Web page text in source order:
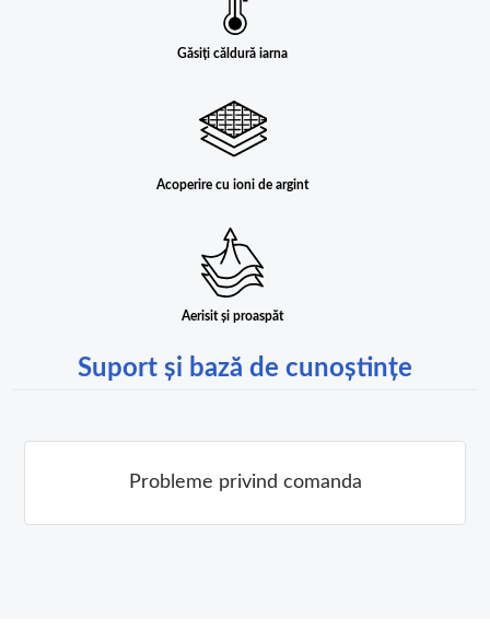
Găsiți căldură iarna
Acoperire cu ioni de argint
Aerisit și proaspăt
Suport și bază de cunoștințe
Probleme privind comanda